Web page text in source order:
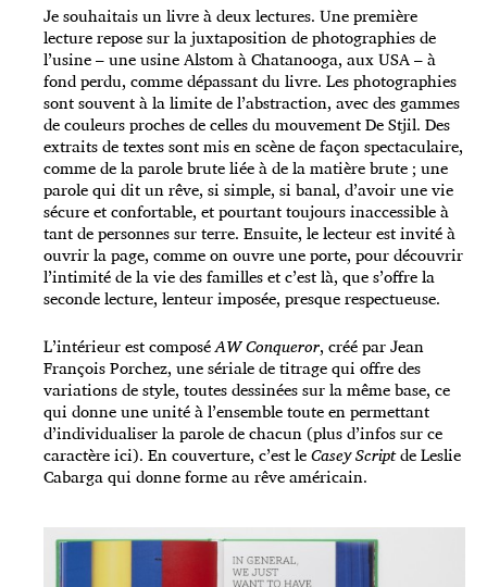
Je souhaitais un livre à deux lectures. Une première
lecture repose sur la juxtaposition de photographies de
l’usine – une usine Alstom à Chatanooga, aux USA – à
fond perdu, comme dépassant du livre. Les photographies
sont souvent à la limite de l’abstraction, avec des gammes
de couleurs proches de celles du mouvement De Stjil. Des
extraits de textes sont mis en scène de façon spectaculaire,
comme de la parole brute liée à de la matière brute ; une
parole qui dit un rêve, si simple, si banal, d’avoir une vie
sécure et confortable, et pourtant toujours inaccessible à
tant de personnes sur terre. Ensuite, le lecteur est invité à
ouvrir la page, comme on ouvre une porte, pour découvrir
l’intimité de la vie des familles et c’est là, que s’offre la
seconde lecture, lenteur imposée, presque respectueuse.
L’intérieur est composéAW Conqueror, créé par Jean
François Porchez, une sériale de titrage qui offre des
variations de style, toutes dessinées sur la même base, ce
qui donne une unité à l’ensemble toute en permettant
d’individualiser la parole de chacun (plus d’infos sur ce
caractèreici). En couverture, c’est leCasey Scriptde Leslie
Cabarga qui donne forme au rêve américain.